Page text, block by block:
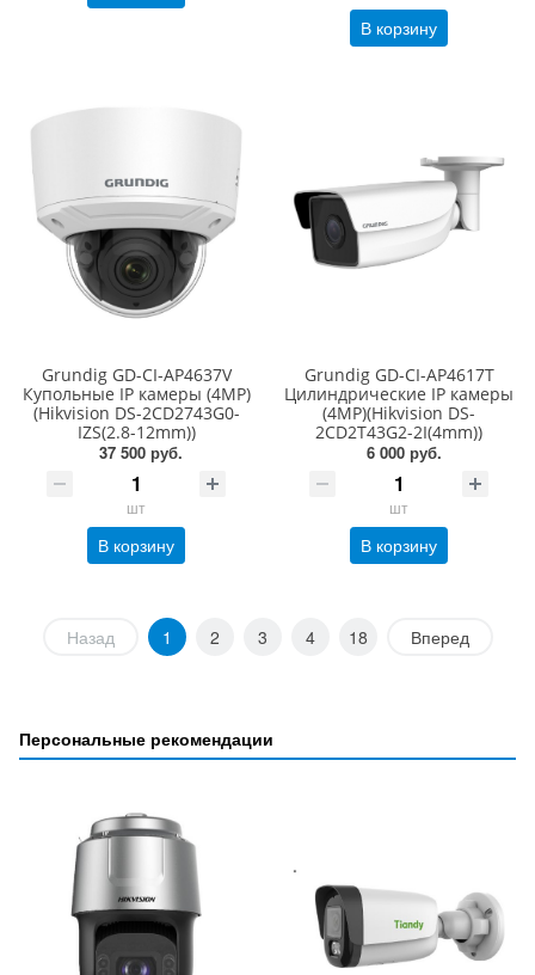
В корзину
Grundig GD-CI-AP4637V
Купольные IP камеры (4MP)
(Hikvision DS-2CD2743G0-
IZS(2.8-12mm))
37 500 руб.
шт
В корзину
Grundig GD-CI-AP4617T
Цилиндрические IP камеры
(4MP)(Hikvision DS-
2CD2T43G2-2I(4mm))
6 000 руб.
шт
В корзину
Назад 1 2 3 4 18 Вперед
Персональные рекомендации